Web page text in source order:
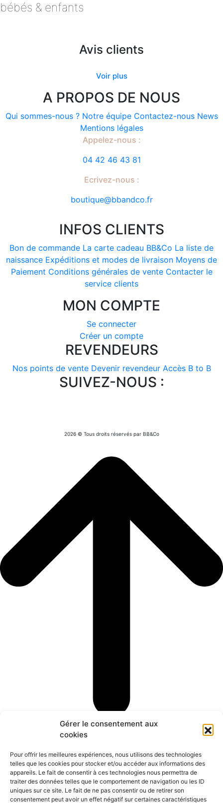
Gérer le consentement aux
cookies
Pour offrir les meilleures expériences, nous utilisons des technologies
telles que les cookies pour stocker et/ou accéder aux informations des
appareils. Le fait de consentir à ces technologies nous permettra de
traiter des données telles que le comportement de navigation ou les ID
uniques sur ce site. Le fait de ne pas consentir ou de retirer son
consentement peut avoir un effet négatif sur certaines caractéristiques
bébés & enfants
Avis clients
Voir plus
A PROPOS DE NOUS
Qui sommes-nous ? Notre équipe Contactez-nous News
Mentions légales
Appelez-nous :
04 42 46 43 81
Ecrivez-nous :
boutique@bbandco.fr
INFOS CLIENTS
Bon de commande La carte cadeau BB&Co La liste de
naissance Expéditions et modes de livraison Moyens de
Paiement Conditions générales de vente Contacter le
service clients
MON COMPTE
Se connecter
Créer un compte
REVENDEURS
Nos points de vente Devenir revendeur Accès B to B
SUIVEZ-NOUS :
2026 © Tous droits réservés par BB&Co
Ajouter un produit
choisissez un produit Qté
Ajouter un produit Annuler